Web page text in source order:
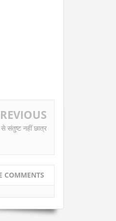
से संतुष्ट नहीं छात्र
COMMENTS